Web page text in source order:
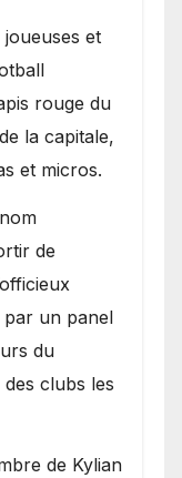
et
rouge du
la capitale,
et micros.
de
par un panel
du
clubs les
de Kylian